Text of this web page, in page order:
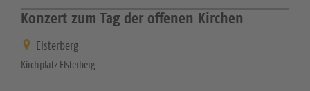
Konzert zum Tag der offenen Kirchen
Elsterberg
Kirchplatz Elsterberg